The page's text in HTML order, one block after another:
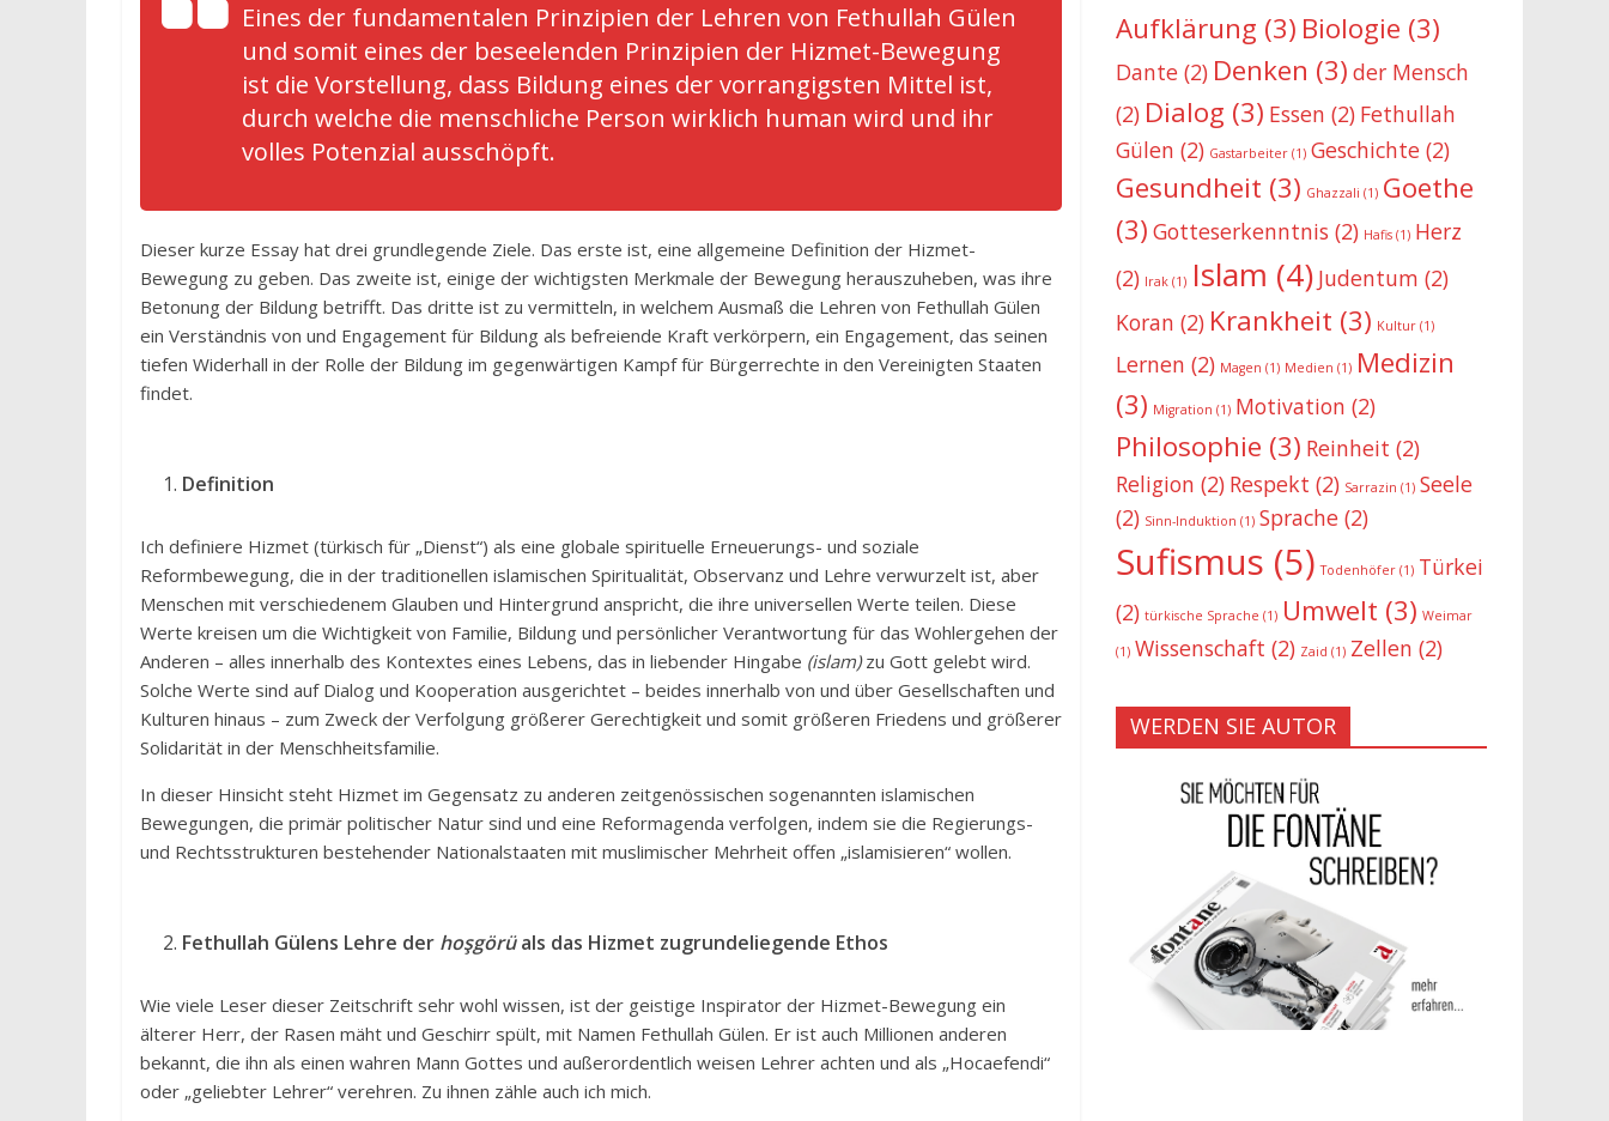
Eines der fundamentalen Prinzipien der Lehren von Fethullah Gülen
und somit eines der beseelenden Prinzipien der Hizmet-Bewegung
ist die Vorstellung, dass Bildung eines der vorrangigsten Mittel ist,
durch welche die menschliche Person wirklich human wird und ihr
volles Potenzial ausschöpft.
Dieser kurze Essay hat drei grundlegende Ziele. Das erste ist, eine allgemeine Definition der Hizmet-
Bewegung zu geben. Das zweite ist, einige der wichtigsten Merkmale der Bewegung herauszuheben, was ihre
Betonung der Bildung betrifft. Das dritte ist zu vermitteln, in welchem Ausmaß die Lehren von Fethullah Gülen
ein Verständnis von und Engagement für Bildung als befreiende Kraft verkörpern, ein Engagement, das seinen
tiefen Widerhall in der Rolle der Bildung im gegenwärtigen Kampf für Bürgerrechte in den Vereinigten Staaten
findet.
Definition
Ich definiere Hizmet (türkisch für „Dienst“) als eine globale spirituelle Erneuerungs- und soziale
Reformbewegung, die in der traditionellen islamischen Spiritualität, Observanz und Lehre verwurzelt ist, aber
Menschen mit verschiedenem Glauben und Hintergrund anspricht, die ihre universellen Werte teilen. Diese
Werte kreisen um die Wichtigkeit von Familie, Bildung und persönlicher Verantwortung für das Wohlergehen der
Anderen – alles innerhalb des Kontextes eines Lebens, das in liebender Hingabe (islam)zu Gott gelebt wird.
Solche Werte sind auf Dialog und Kooperation ausgerichtet – beides innerhalb von und über Gesellschaften und
Kulturen hinaus – zum Zweck der Verfolgung größerer Gerechtigkeit und somit größeren Friedens und größerer
Solidarität in der Menschheitsfamilie.
In dieser Hinsicht steht Hizmet im Gegensatz zu anderen zeitgenössischen sogenannten islamischen
Bewegungen, die primär politischer Natur sind und eine Reformagenda verfolgen, indem sie die Regierungs-
und Rechtsstrukturen bestehender Nationalstaaten mit muslimischer Mehrheit offen „islamisieren“ wollen.
Fethullah Gülens Lehre der hoşgörüals das Hizmet zugrundeliegende Ethos
Wie viele Leser dieser Zeitschrift sehr wohl wissen, ist der geistige Inspirator der Hizmet-Bewegung ein
älterer Herr, der Rasen mäht und Geschirr spült, mit Namen Fethullah Gülen. Er ist auch Millionen anderen
bekannt, die ihn als einen wahren Mann Gottes und außerordentlich weisen Lehrer achten und als „Hocaefendi“
oder „geliebter Lehrer“ verehren. Zu ihnen zähle auch ich mich.
Aufklärung (3) Biologie (3)
Dante (2) Denken (3) der Mensch
(2) Dialog (3) Essen (2) Fethullah
Gülen (2) Gastarbeiter (1) Geschichte (2)
Gesundheit (3) Ghazzali (1) Goethe
(3) Gotteserkenntnis (2) Hafis (1) Herz
(2) Irak (1) Islam (4) Judentum (2)
Koran (2) Krankheit (3) Kultur (1)
Lernen (2) Magen (1) Medien (1) Medizin
(3) Migration (1) Motivation (2)
Philosophie (3) Reinheit (2)
Religion (2) Respekt (2) Sarrazin (1) Seele
(2) Sinn-Induktion (1) Sprache (2)
Sufismus (5) Todenhöfer (1) Türkei
(2) türkische Sprache (1) Umwelt (3) Weimar
(1) Wissenschaft (2) Zaid (1) Zellen (2)
WERDEN SIE AUTOR